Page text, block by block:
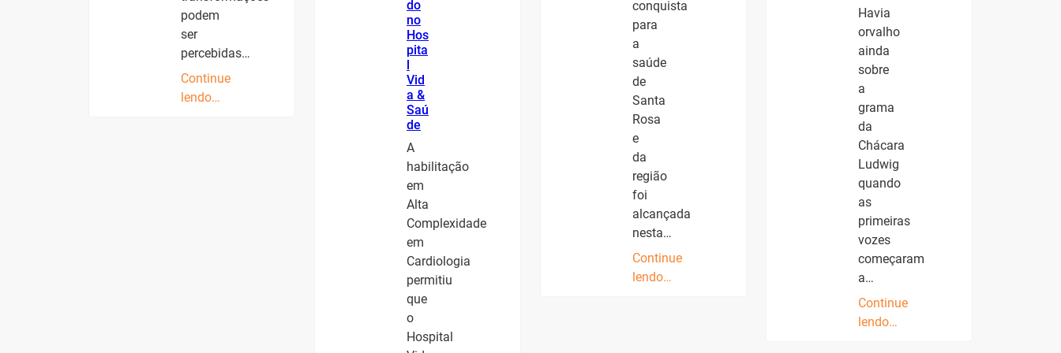
podem
ser
percebidas…
Continue
lendo…
do
no
Hos
pita
Vid
a &
Saú
de
A
habilitação
em
Alta
Complexidade
em
Cardiologia
permitiu
que
o
Hospital
conquista
para
a
saúde
de
Santa
Rosa
e
da
região
foi
alcançada
nesta…
Continue
lendo…
Havia
orvalho
ainda
sobre
a
grama
da
Chácara
Ludwig
quando
as
primeiras
vozes
começaram
a…
Continue
lendo…